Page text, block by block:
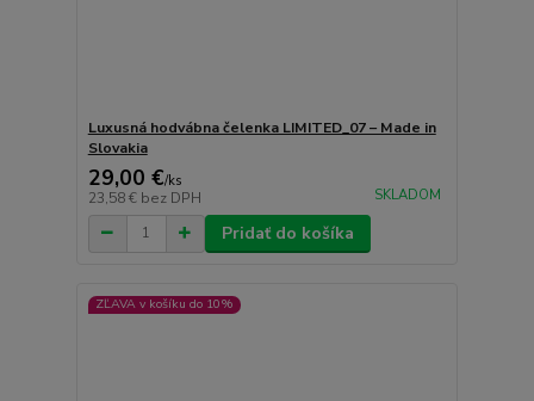
Luxusná hodvábna čelenka LIMITED_07 – Made in
Slovakia
29,00 €/ks
23,58 € bez DPH SKLADOM
Pridať do košíka
ZĽAVA v košíku do 10%